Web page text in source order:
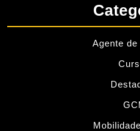
Agente